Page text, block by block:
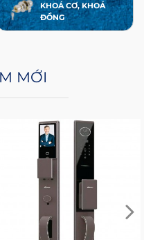
KHOÁ CƠ, KHOÁ
ĐỒNG
MỚI